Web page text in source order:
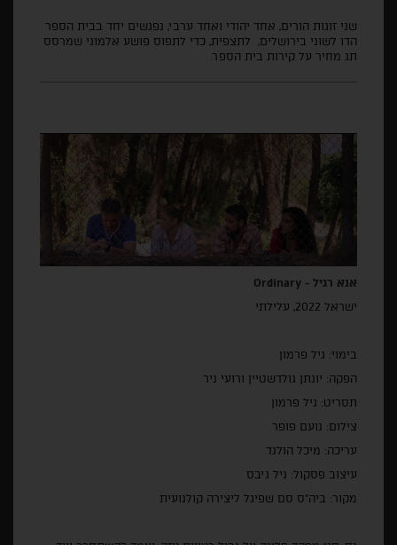
שני זוגות הורים, אחד יהודי ואחד ערבי, נפגשים יחד בבית הספר
הדו לשוני בירושלים, לתצפית, כדי לתפוס פושע אלמוני שמרסס
תג מחיר על קירות בית הספר.
אנא רגיל - Ordinary
ישראל 2022, עלילתי
בימוי: גיל פרמון
הפקה: יונתן גולדשטיין ורועי ניר
תסריט: גיל פרמון
צילום: נועם פופר
עריכה: מיכל הולנד
עיצוב פסקול: ניל גיבס
מקור: ביה"ס סם שפיגל ליצירה קולנועית